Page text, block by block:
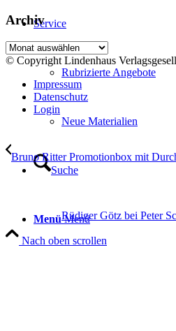
Service
Rubrizierte Angebote
Neue Materialien
Suche
Menü Menü
Archiv
Archiv
© Copyright Lindenhaus
Impressum
Datenschutz
Login
Bruno Ritter Promotionbox mit
Rüdiger Götz bei Peter
Nach oben scrollen